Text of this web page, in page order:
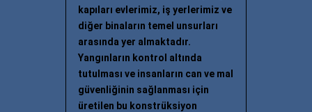
kapıları evlerimiz, iş yerlerimiz ve
diğer binaların temel unsurları
arasında yer almaktadır.
Yangınların kontrol altında
tutulması ve insanların can ve mal
güvenliğinin sağlanması için
üretilen bu konstrüksiyon